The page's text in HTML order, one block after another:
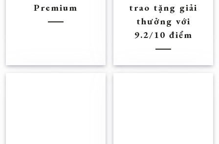
Premium
trao tặng giải
thưởng với
9.2/10 điểm